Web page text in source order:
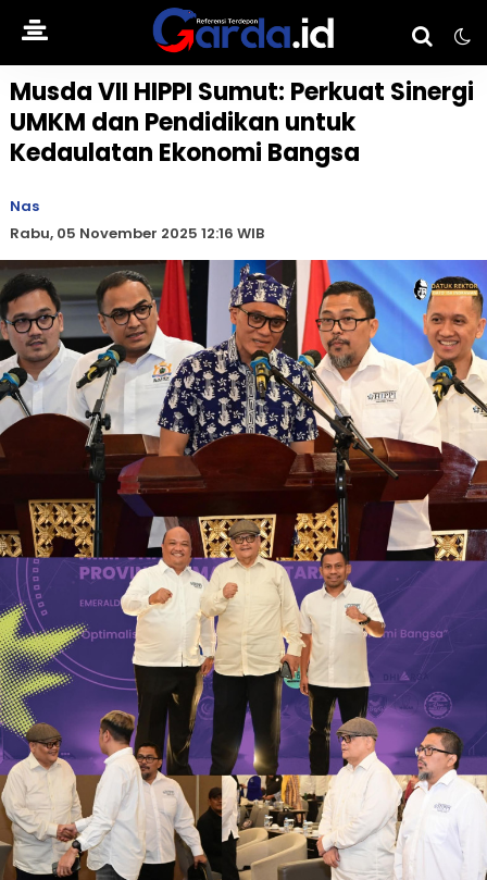
Musda VII HIPPI Sumut: Perkuat Sinergi
UMKM dan Pendidikan untuk
Kedaulatan Ekonomi Bangsa
Nas
Rabu, 05 November 2025 12:16 WIB